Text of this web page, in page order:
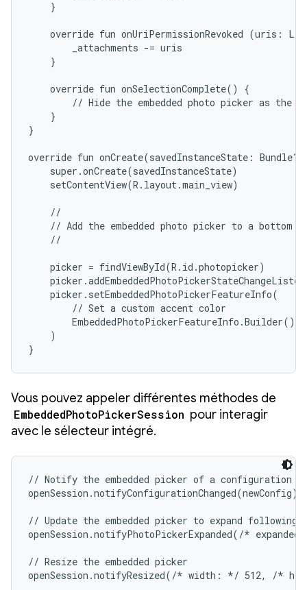
    }
override fun onUriPermissionRevoked (uris:
        _attachments -= uris
    }
    override fun onSelectionComplete() {
// Hide the embedded photo picker as the
    }
}
override fun onCreate(savedInstanceState:
    super.onCreate(savedInstanceState)
    setContentView(R.layout.main_view)
    //
// Add the embedded photo picker to a bottom
    //
    picker = findViewById(R.id.photopicker)
    picker.setEmbeddedPhotoPickerFeatureInfo(
        // Set a custom accent color
    )
}
Vous pouvez appeler différentes méthodes de
EmbeddedPhotoPickerSession pour interagir
avec le sélecteur intégré.
// Notify the embedded picker of a configuration
openSession.notifyConfigurationChanged(newConfig)
// Update the embedded picker to expand
openSession.notifyPhotoPickerExpanded(/*
// Resize the embedded picker
openSession.notifyResized(/* width: */ 512, /*